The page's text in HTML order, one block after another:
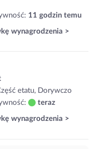
11 godzin temu
wynagrodzenia >
etatu, Dorywczo
teraz
wynagrodzenia >